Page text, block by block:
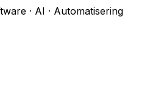
· AI · Automatisering